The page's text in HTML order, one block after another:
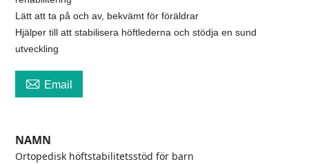
Lätt att ta på och av, bekvämt för föräldrar
Hjälper till att stabilisera höftlederna och stödja en sund
utveckling
 Email
NAMN
Ortopedisk höftstabilitetsstöd för barn